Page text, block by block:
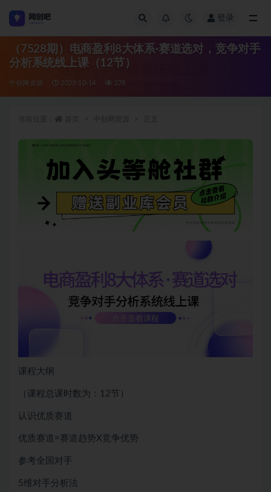
登录
（7528期）电商盈利8大体系·赛道选对，​竞争对手
分析系统线上课（12节）
中创网资源 2023-10-14 278
课程大纲
（课程总课时数为：12节）
认识优质赛道
优质赛道=赛道趋势X竞争优势
参考全国对手
5维对手分析法